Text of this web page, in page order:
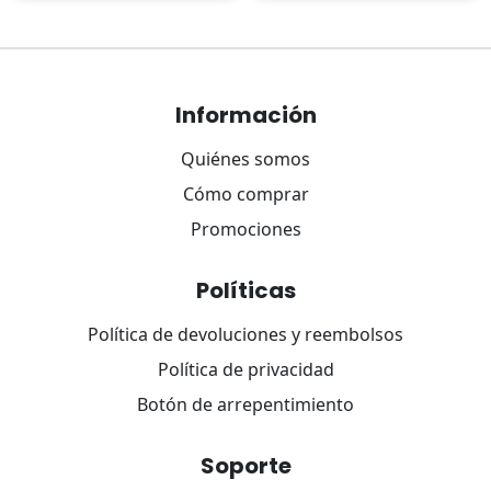
Navegación
Información
Quiénes somos
Cómo comprar
Promociones
Políticas
Política de devoluciones y reembolsos
Política de privacidad
Botón de arrepentimiento
Soporte
Tu carrito está vacío.